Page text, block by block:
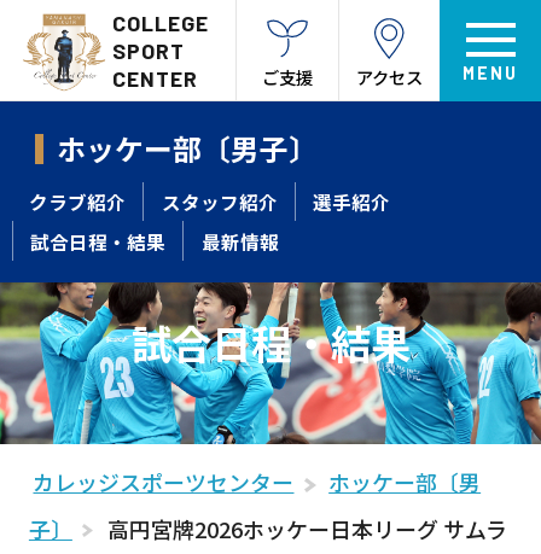
COLLEGE
SPORT
CENTER
ご支援 アクセス
ホッケー部〔男子〕
クラブ紹介 スタッフ紹介
選手紹介
試合日程・結果
最新情報
試合日程・結果
カレッジスポーツセンター
ホッケー部〔男
子〕
高円宮牌2026ホッケー日本リーグ サムラ